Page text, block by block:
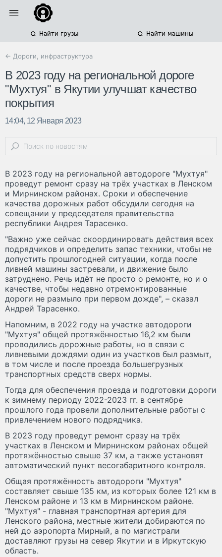
Найти грузы Найти машины
← Дороги, инфраструктура
В 2023 году на региональной дороге
"Мухтуя" в Якутии улучшат качество
покрытия
14:04, 12 Января 2023
В 2023 году на региональной автодороге "Мухтуя"
проведут ремонт сразу на трёх участках в Ленском
и Мирнинском районах. Сроки и обеспечение
качества дорожных работ обсудили сегодня на
совещании у председателя правительства
республики Андрея Тарасенко.
"Важно уже сейчас скоординировать действия всех
подрядчиков и определить запас техники, чтобы не
допустить прошлогодней ситуации, когда после
ливней машины застревали, и движение было
затруднено. Речь идёт не просто о ремонте, но и о
качестве, чтобы недавно отремонтированные
дороги не размыло при первом дожде", – сказал
Андрей Тарасенко.
Напомним, в 2022 году на участке автодороги
"Мухтуя" общей протяжённостью 16,2 км были
проводились дорожные работы, но в связи с
ливневыми дождями один из участков был размыт,
в том числе и после проезда большегрузных
транспортных средств сверх нормы.
Тогда для обеспечения проезда и подготовки дороги
к зимнему периоду 2022-2023 гг. в сентябре
прошлого года провели дополнительные работы с
привлечением нового подрядчика.
В 2023 году проведут ремонт сразу на трёх
участках в Ленском и Мирнинском районах общей
протяжённостью свыше 37 км, а также установят
автоматический пункт весогабаритного контроля.
Общая протяжённость автодороги "Мухтуя"
составляет свыше 135 км, из которых более 121 км в
Ленском районе и 13 км в Мирнинском районе.
"Мухтуя" - главная транспортная артерия для
Ленского района, местные жители добираются по
ней до аэропорта Мирный, а по магистрали
доставляют грузы на север Якутии и в Иркутскую
область.